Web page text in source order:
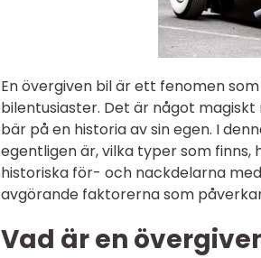
En övergiven bil är ett fenomen
bilentusiaster. Det är något
bär på en historia av sin egen. I
egentligen är, vilka typer som finns,
historiska för- och nackdelarna
avgörande faktorerna som
Vad är en